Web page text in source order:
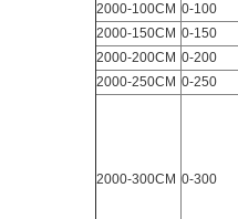
2000-100CM 0-100
2000-150CM 0-150
2000-200CM 0-200
2000-250CM 0-250
2000-300CM 0-300